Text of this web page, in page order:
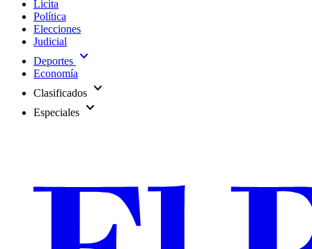
Licita
Política
Elecciones
Judicial
Deportes expand_more
Economía
Clasificados expand_more
Especiales expand_more